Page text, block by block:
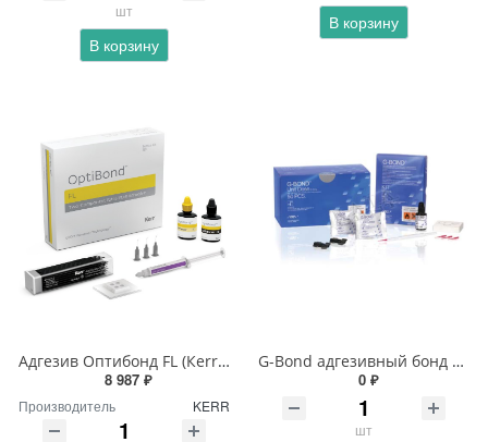
шт
В корзину
В корзину
Адгезив Оптибонд FL (Кerr) праймер 8мл+адгезив 8мл+гель протр. 3г+ акс.
8 987 ₽
Производитель KERR
G-Bond адгезивный бонд 5мл
0 ₽
шт